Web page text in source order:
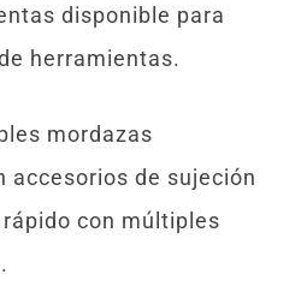
disponible para
herramientas.
mordazas
accesorios de sujeción
con múltiples